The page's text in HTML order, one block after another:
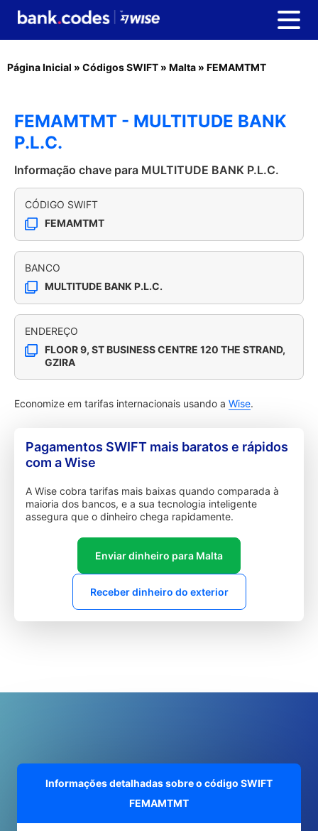
Página Inicial » Códigos SWIFT » Malta » FEMAMTMT
FEMAMTMT - MULTITUDE BANK
P.L.C.
Informação chave para MULTITUDE BANK P.L.C.
CÓDIGO SWIFT
FEMAMTMT
BANCO
MULTITUDE BANK P.L.C.
ENDEREÇO
FLOOR 9, ST BUSINESS CENTRE 120 THE STRAND,
GZIRA
Economize em tarifas internacionais usando a Wise.
Pagamentos SWIFT mais baratos e rápidos
com a Wise
A Wise cobra tarifas mais baixas quando comparada à
maioria dos bancos, e a sua tecnologia inteligente
assegura que o dinheiro chega rapidamente.
Enviar dinheiro para Malta
Receber dinheiro do exterior
Informações detalhadas sobre o código SWIFT
FEMAMTMT